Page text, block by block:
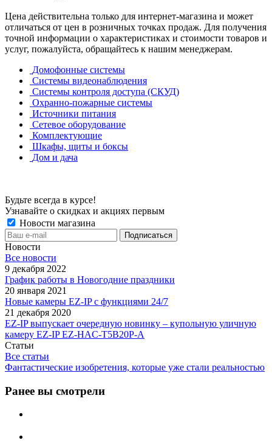
Цена действительна только для интернет-магазина и может
отличаться от цен в розничных точках продаж. Для получения
точной информации о характеристиках и стоимости товаров и
услуг, пожалуйста, обращайтесь к нашим менеджерам.
Домофонные системы
Системы видеонаблюдения
Системы контроля доступа (СКУД)
Охранно-пожарные системы
Источники питания
Сетевое оборудование
Комплектующие
Шкафы, щиты и боксы
Дом и дача
Будьте всегда в курсе!
Узнавайте о скидках и акциях первым
Новости магазина
Новости
Все новости
9 декабря 2022
График работы в Новогодние праздники
20 января 2021
Новые камеры EZ-IP с функциями 24/7
21 декабря 2020
EZ-IP выпускает очередную новинку – купольную уличную
камеру EZ-IP EZ-HAC-T5B20P-A
Статьи
Все статьи
Фантастические изобретения, которые уже стали реальностью
Ранее вы смотрели